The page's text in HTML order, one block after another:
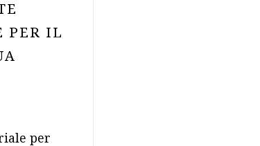
PER IL
per